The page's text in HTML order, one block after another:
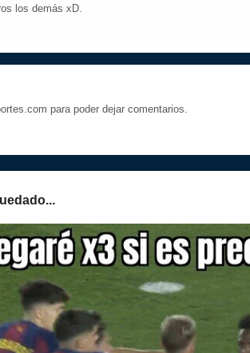
los demás xD.
para poder dejar comentarios.